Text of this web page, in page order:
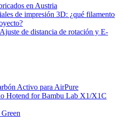
en Austria
de impresión 3D: ¿qué filamento
de distancia de rotación y E-
Activo para AirPure
Hotend for Bambu Lab X1/X1C